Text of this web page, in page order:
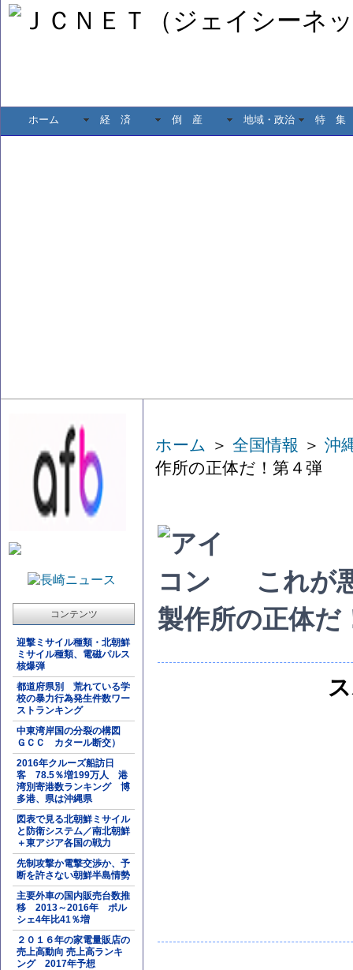
ホーム 経 済 倒 産 地域・政治 特 集
コンテンツ
迎撃ミサイル種類・北朝鮮
ミサイル種類、電磁パルス
核爆弾
都道府県別 荒れている学
校の暴力行為発生件数ワー
ストランキング
中東湾岸国の分裂の構図
ＧＣＣ カタール断交）
2016年クルーズ船訪日
客 78.5％増199万人 港
湾別寄港数ランキング 博
多港、県は沖縄県
図表で見る北朝鮮ミサイル
と防衛システム／南北朝鮮
＋東アジア各国の戦力
先制攻撃か電撃交渉か、予
断を許さない朝鮮半島情勢
主要外車の国内販売台数推
移 2013～2016年 ポル
シェ4年比41％増
２０１６年の家電量販店の
売上高動向 売上高ランキ
ング 2017年予想
ホーム ＞ 全国情報 ＞ 沖
作所の正体だ！第４弾
これが
製作所の正体だ